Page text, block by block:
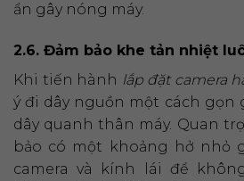
ẩn gây nóng máy.
2.6. Đảm bảo khe tản nhiệt
Khi tiến hành lắp đặt camera
ý đi dây nguồn một cách gọn
dây quanh thân máy. Quan
bảo có một khoảng hở nhỏ
camera và kính lái để